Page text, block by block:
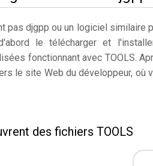
pas djgpp ou un logiciel similaire
le télécharger et
fonctionnant avec TOOLS.
le site Web du développeur,
des fichiers TOOLS